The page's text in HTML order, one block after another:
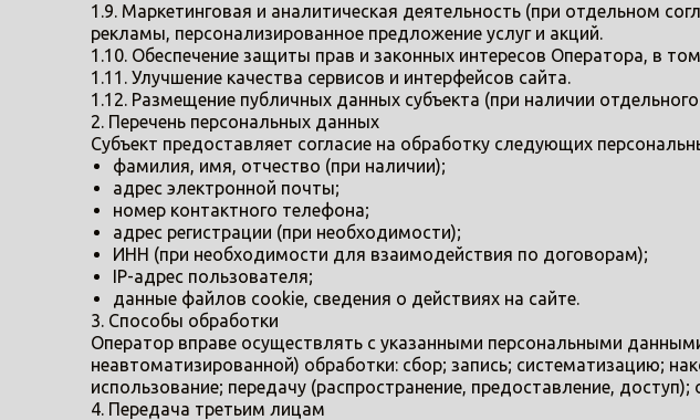
1.9. Маркетинговая и аналитическая деятельность (при отдельном
рекламы, персонализированное предложение услуг и акций.
1.10. Обеспечение защиты прав и законных интересов Оператора, в
1.11. Улучшение качества сервисов и интерфейсов сайта.
1.12. Размещение публичных данных субъекта (при наличии
2. Перечень персональных данных
Субъект предоставляет согласие на обработку следующих
фамилия, имя, отчество (при наличии);
адрес электронной почты;
номер контактного телефона;
адрес регистрации (при необходимости);
ИНН (при необходимости для взаимодействия по договорам);
IP-адрес пользователя;
данные файлов cookie, сведения о действиях на сайте.
3. Способы обработки
Оператор вправе осуществлять с указанными персональными
неавтоматизированной) обработки: сбор; запись; систематизацию;
использование; передачу (распространение, предоставление,
4. Передача третьим лицам